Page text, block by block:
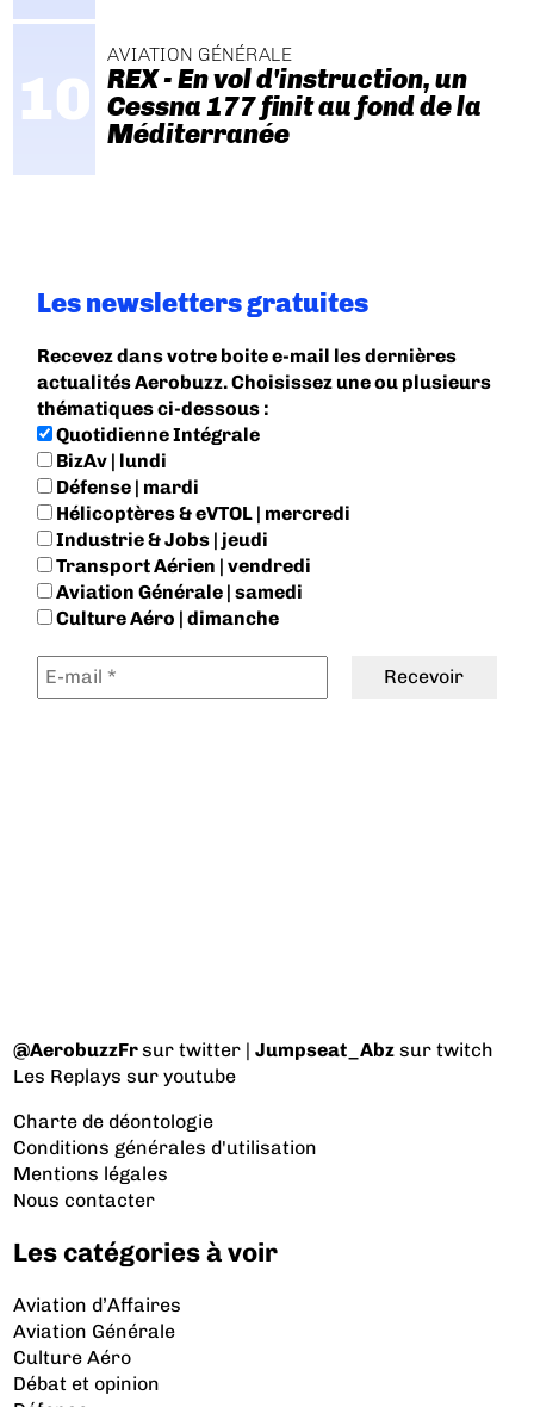
AVIATION GÉNÉRALE
REX - En vol d'instruction, un
Cessna 177 finit au fond de la
Méditerranée
Les newsletters gratuites
Recevez dans votre boite e-mail les dernières
actualités Aerobuzz. Choisissez une ou plusieurs
thématiques ci-dessous :
Quotidienne Intégrale
BizAv | lundi
Défense | mardi
Hélicoptères & eVTOL | mercredi
Industrie & Jobs | jeudi
Transport Aérien | vendredi
Aviation Générale | samedi
Culture Aéro | dimanche
@AerobuzzFrsur twitter |Jumpseat_Abz sur twitch
Les Replays sur youtube
Charte de déontologie
Conditions générales d'utilisation
Mentions légales
Nous contacter
Les catégories à voir
Aviation d’Affaires
Aviation Générale
Culture Aéro
Débat et opinion